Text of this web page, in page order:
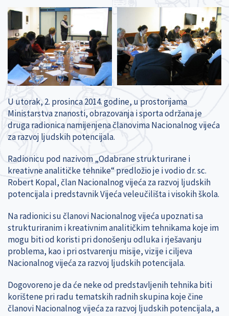
U utorak, 2. prosinca 2014. godine, u prostorijama
Ministarstva znanosti, obrazovanja i sporta održana je
druga radionica namijenjena članovima Nacionalnog vijeća
za razvoj ljudskih potencijala.
Radionicu pod nazivom „Odabrane strukturirane i
kreativne analitičke tehnike“ predložio je i vodio dr. sc.
Robert Kopal, član Nacionalnog vijeća za razvoj ljudskih
potencijala i predstavnik Vijeća veleučilišta i visokih škola.
Na radionici su članovi Nacionalnog vijeća upoznati sa
strukturiranim i kreativnim analitičkim tehnikama koje im
mogu biti od koristi pri donošenju odluka i rješavanju
problema, kao i pri ostvarenju misije, vizije i ciljeva
Nacionalnog vijeća za razvoj ljudskih potencijala.
Dogovoreno je da će neke od predstavljenih tehnika biti
korištene pri radu tematskih radnih skupina koje čine
članovi Nacionalnog vijeća za razvoj ljudskih potencijala, a